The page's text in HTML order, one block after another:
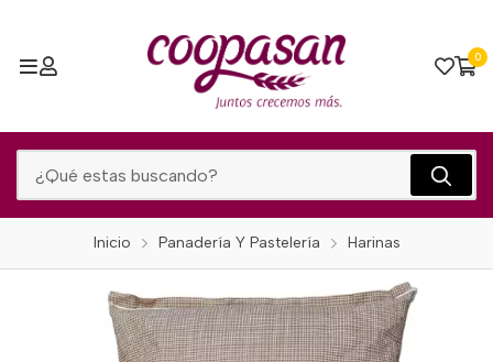
0
Inicio Panadería Y Pastelería Harinas